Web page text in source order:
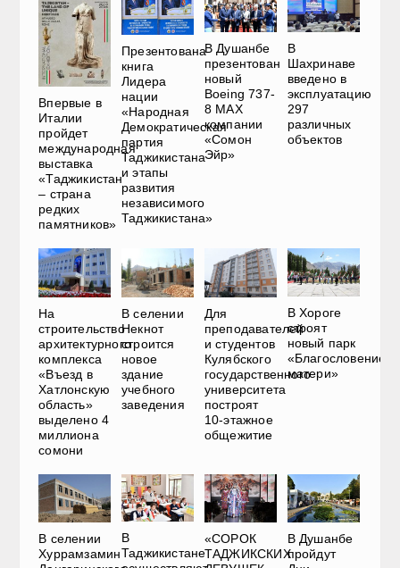
Впервые в
Италии
пройдет
международная
выставка
«Таджикистан
– страна
редких
памятников»
Презентована
книга
Лидера
нации
«Народная
Демократическая
партия
Таджикистана
и этапы
развития
независимого
Таджикистана»
В Душанбе
презентован
новый
Boeing 737-
8 MAX
компании
«Сомон
Эйр»
В
Шахринаве
введено в
эксплуатацию
297
различных
объектов
На
строительство
архитектурного
комплекса
«Въезд в
Хатлонскую
область»
выделено 4
миллиона
сомони
В селении
Некнот
строится
новое
здание
учебного
заведения
Для
преподавателей
и студентов
Кулябского
государственного
университета
построят
10-этажное
общежитие
В Хороге
строят
новый парк
«Благословение
матери»
В селении
Хуррамзамин
В
Таджикистане
«СОРОК
ТАДЖИКСКИХ
В Душанбе
пройдут